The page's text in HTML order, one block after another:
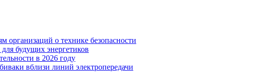
организаций о технике безопасности
будущих энергетиков
в 2026 году
вблизи линий электропередачи